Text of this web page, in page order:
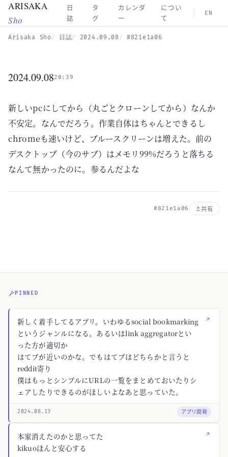
Skip to main content
ARISAKA
Sho
日
誌
タ
グ
カレンダ
ー
につい
て
EN
Arisaka Sho 日誌 2024.09.08 #821e1a06
2024.09.0820:39
新しいpcにしてから（丸ごとクローンしてから）なんか
不安定。なんでだろう。作業自体はちゃんとできるし
chromeも速いけど、ブルースクリーンは増えた。前の
デスクトップ（今のサブ）はメモリ99%だろうと落ちる
なんて無かったのに。参るんだよな
#821e1a06 共有
PINNED
↗
新しく着手してるアプリ。いわゆるsocial bookmarking
というジャンルになる。あるいはlink aggregatorとい
った方が適切か
はてブが近いのかな。でもはてブはどちらかと言うと
reddit寄り
僕はもっとシンプルにURLの一覧をまとめておいたりシ
ェアしたりできるのがほしいよなあと思っていた。
2024.08.13 アプリ開発
↗
本家消えたのかと思ってた
kikuoほんと安心する